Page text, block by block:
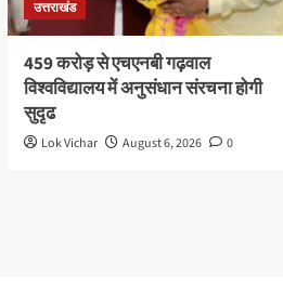
उत्तराखंड
459 करोड़ से एचएनबी गढ़वाल
विश्वविद्यालय में अनुसंधान संरचना होगी
सुदृढ
Lok Vichar August 6, 2026 0